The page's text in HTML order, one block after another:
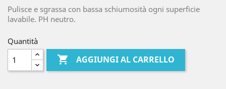
Pulisce e sgrassa con bassa schiumosità ogni superficie
lavabile. PH neutro.
Quantità
 AGGIUNGI AL CARRELLO